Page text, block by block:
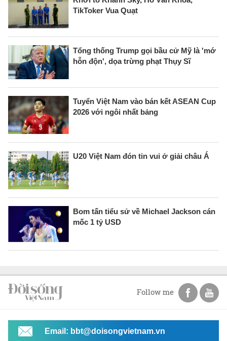
TikToker Vua Quạt
Tổng thống Trump gọi bầu cử Mỹ là 'mớ
hỗn độn', dọa trừng phạt Thụy Sĩ
Tuyển Việt Nam vào bán kết ASEAN Cup
2026 với ngôi nhất bảng
U20 Việt Nam đón tin vui ở giải châu Á
Bom tấn tiểu sử về Michael Jackson cán
mốc 1 tỷ USD
Follow me
Email: bbt@doisongvietnam.vn